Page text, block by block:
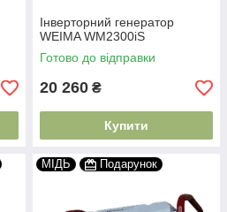
Інверторний генератор
WEIMA WM2300iS
Готово до відправки
20 260 ₴
Купити
МІДЬ Подарунок